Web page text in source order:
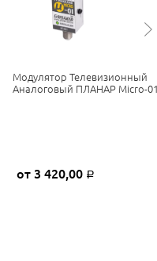
Модулятор Телевизионный
Аналоговый ПЛАНАР Micro-
от 3 420,00 Р